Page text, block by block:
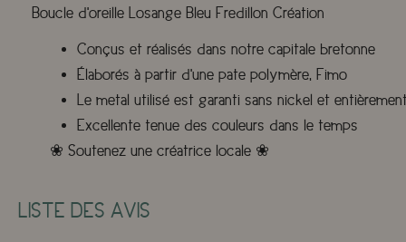
Boucle d'oreille Losange Bleu Fredillon Création
Conçus et réalisés dans notre capitale bretonne
Élaborés à partir d'une pate polymère, Fimo©
Le metal utilisé est garanti sans nickel et
Excellente tenue des couleurs dans le temps
❀ Soutenez une créatrice locale ❀
LISTE DES AVIS